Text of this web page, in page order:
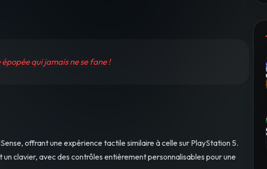
qui jamais ne se fane !
offrant une expérience tactile similaire à celle sur PlayStation 5.
clavier, avec des contrôles entièrement personnalisables pour une